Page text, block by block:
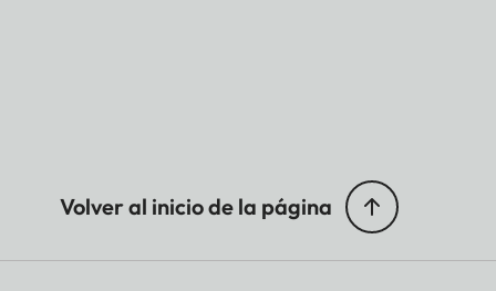
Volver al inicio de la página